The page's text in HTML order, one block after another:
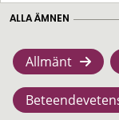
ALLA ÄMNEN
Allmänt